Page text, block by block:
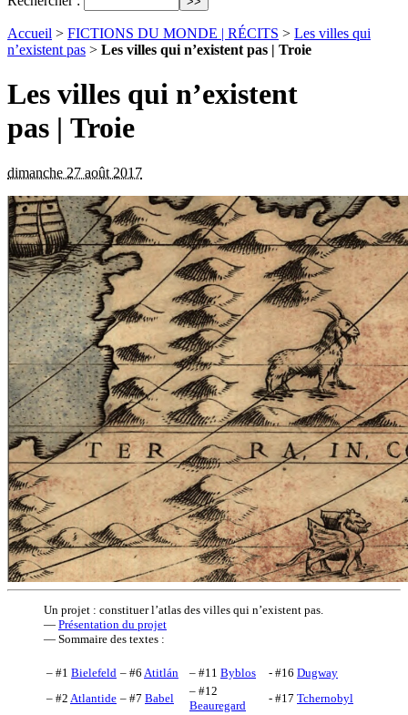
Accueil > FICTIONS DU MONDE | RÉCITS > Les villes qui
n’existent pas > Les villes qui n’existent pas | Troie
Les villes qui n’existent
pas | Troie
dimanche 27 août 2017
Un projet : constituer l’atlas des villes qui n’existent pas.
— Présentation du projet
— Sommaire des textes :
– #1 Bielefeld – #6 Atitlán – #11 Byblos - #16 Dugway
– #2 Atlantide – #7 Babel
– #12
Beauregard
- #17 Tchernobyl